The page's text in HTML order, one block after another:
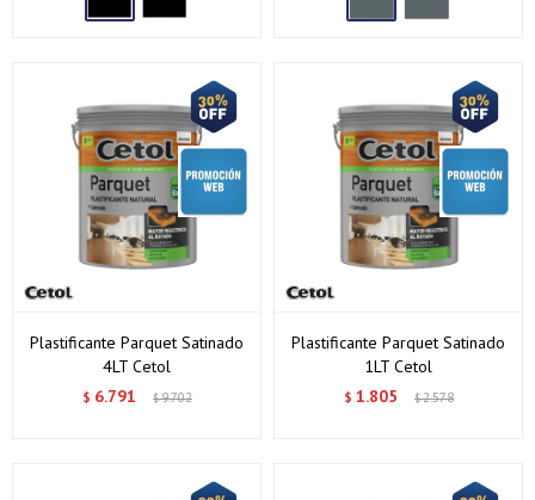
Plastificante Parquet Satinado
4LT Cetol
$ 6.791 $9.702
Plastificante Parquet Satinado
1LT Cetol
$ 1.805 $2.578